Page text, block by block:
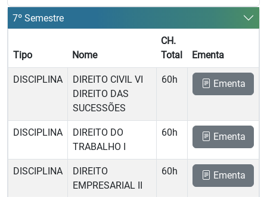
7º Semestre
Tipo Nome
CH.
Total
Ementa
DISCIPLINA
DIREITO CIVIL VI 
DIREITO DAS
SUCESSÕES
60h Ementa
DISCIPLINA
DIREITO DO
TRABALHO I
60h Ementa
DISCIPLINA
DIREITO
EMPRESARIAL II
60h Ementa